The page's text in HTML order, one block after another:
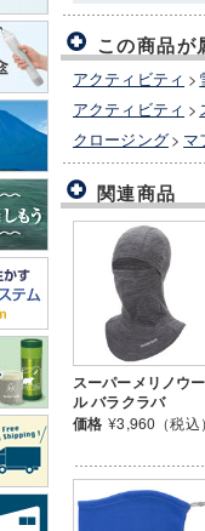
この商品が
アクティビティ >
アクティビティ >
クロージング> マ
関連商品
スーパーメリノウー
ル バラクラバ
価格 ¥3,960（税込）